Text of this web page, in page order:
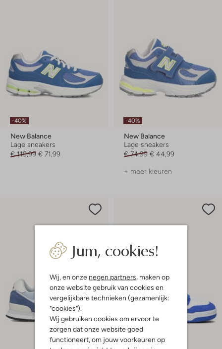
Jum, cookies!
Wij, en onze negen partners, maken op
onze website gebruik van cookies en
vergelijkbare technieken (gezamenlijk:
"cookies").
Wij gebruiken cookies om ervoor te
zorgen dat onze website goed
functioneert, om jouw voorkeuren op
-40%
New Balance
Lage sneakers
€ 119,99 € 71,99
-40%
New Balance
Lage sneakers
€ 74,99 € 44,99
+ meer kleuren
Laatste maten
-60%